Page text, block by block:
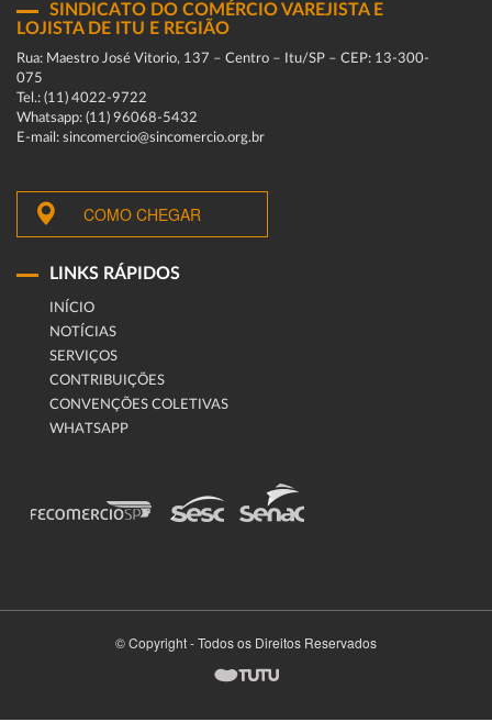
SINDICATO DO COMÉRCIO VAREJISTA E
LOJISTA DE ITU E REGIÃO
Rua: Maestro José Vitorio, 137 – Centro – Itu/SP – CEP: 13-300-
075
Tel.: (11) 4022-9722
Whatsapp: (11) 96068-5432
E-mail: sincomercio@sincomercio.org.br
COMO CHEGAR
LINKS RÁPIDOS
INÍCIO
NOTÍCIAS
SERVIÇOS
CONTRIBUIÇÕES
CONVENÇÕES COLETIVAS
WHATSAPP
© Copyright - Todos os Direitos Reservados